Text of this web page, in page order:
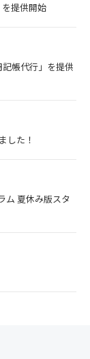
を提供開始
記帳代行」を提供
した！
ム 夏休み版スタ